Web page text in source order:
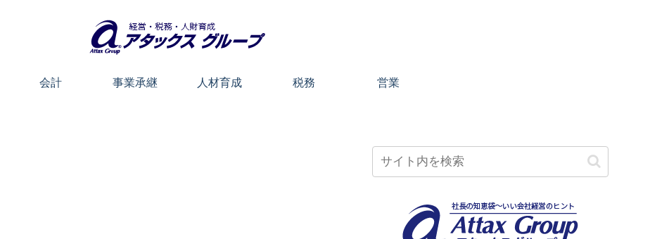
会計 事業承継 人材育成 税務 営業